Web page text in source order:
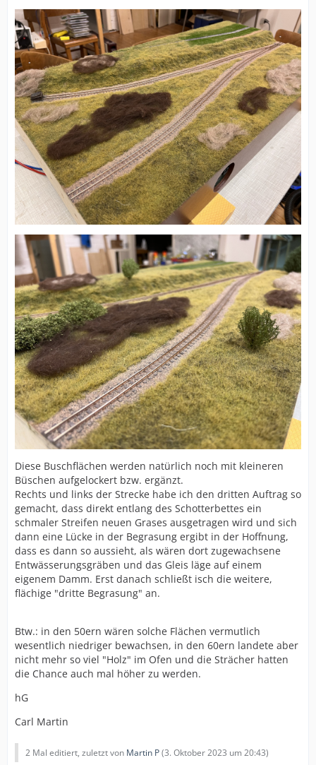
Diese Buschflächen werden natürlich noch mit kleineren
Büschen aufgelockert bzw. ergänzt.
Rechts und links der Strecke habe ich den dritten Auftrag so
gemacht, dass direkt entlang des Schotterbettes ein
schmaler Streifen neuen Grases ausgetragen wird und sich
dann eine Lücke in der Begrasung ergibt in der Hoffnung,
dass es dann so aussieht, als wären dort zugewachsene
Entwässerungsgräben und das Gleis läge auf einem
eigenem Damm. Erst danach schließt isch die weitere,
flächige "dritte Begrasung" an.
Btw.: in den 50ern wären solche Flächen vermutlich
wesentlich niedriger bewachsen, in den 60ern landete aber
nicht mehr so viel "Holz" im Ofen und die Strächer hatten
die Chance auch mal höher zu werden.
hG
Carl Martin
2 Mal editiert, zuletzt von Martin P(3. Oktober 2023 um 20:43)